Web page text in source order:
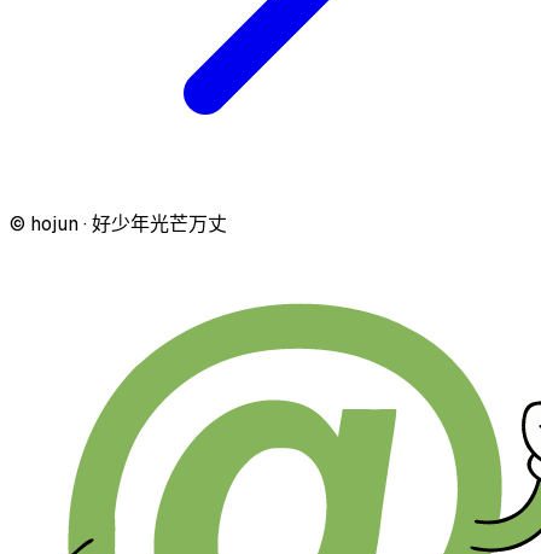
© hojun · 好少年光芒万丈